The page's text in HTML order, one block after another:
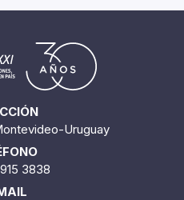
Uruguay
3838